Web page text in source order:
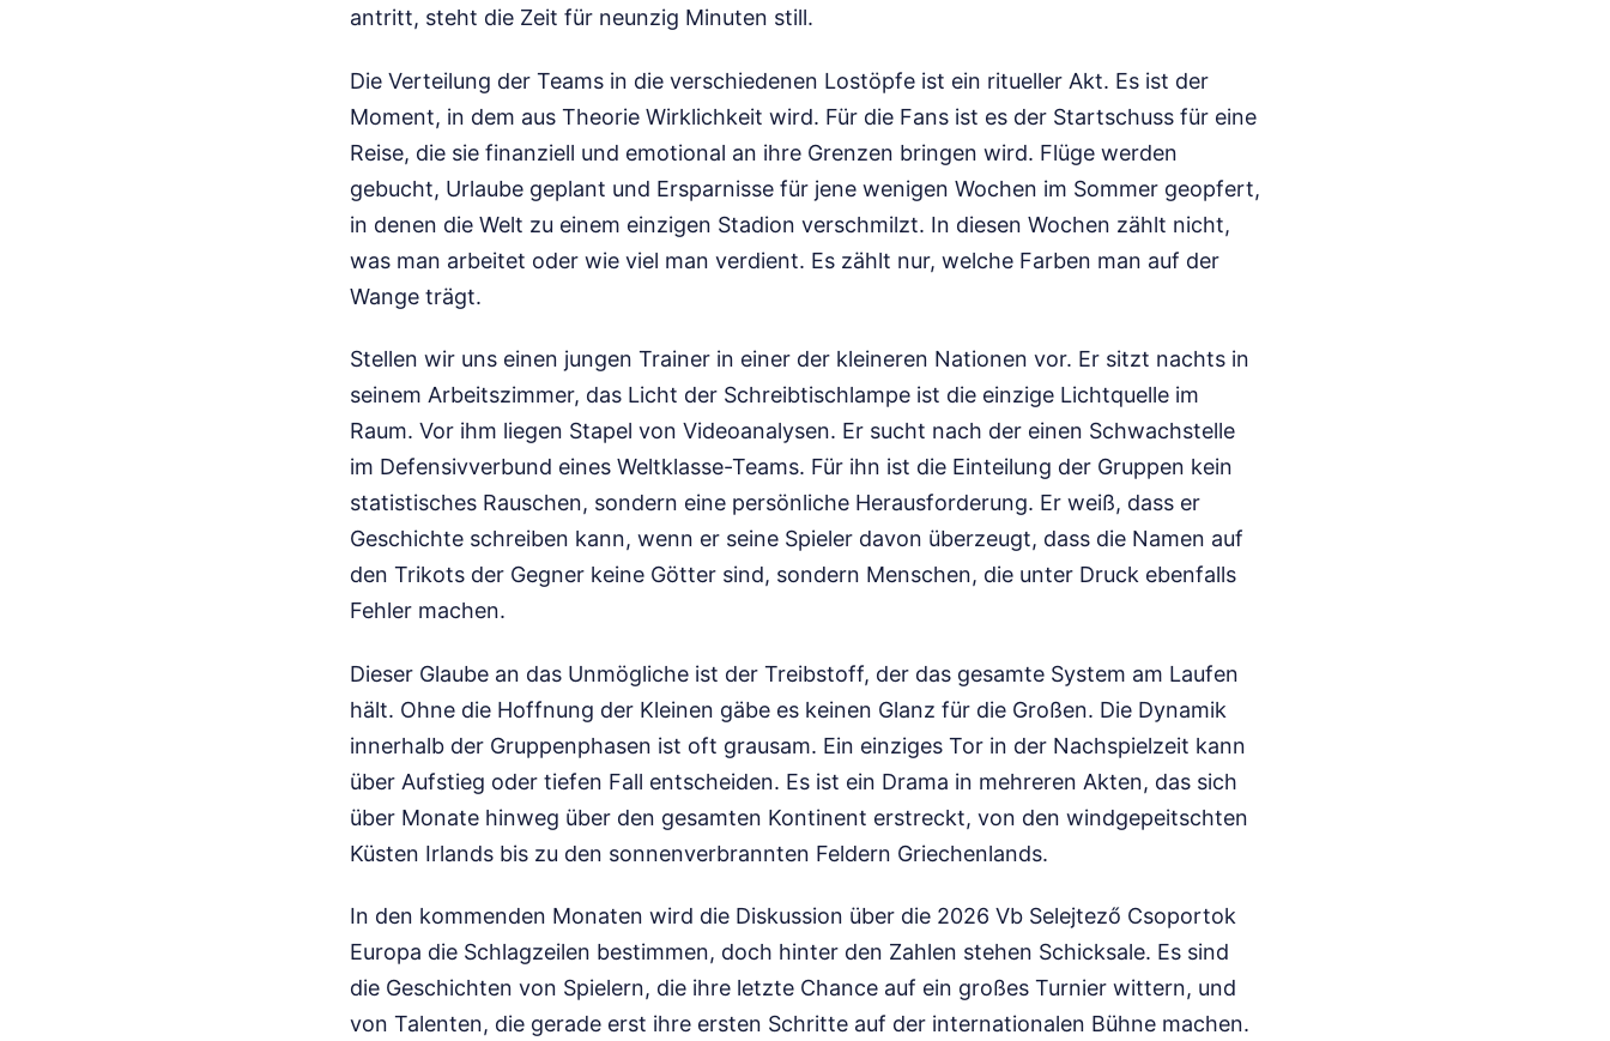
antritt, steht die Zeit für neunzig Minuten still.
Die Verteilung der Teams in die verschiedenen Lostöpfe ist ein ritueller Akt. Es ist der
Moment, in dem aus Theorie Wirklichkeit wird. Für die Fans ist es der Startschuss für eine
Reise, die sie finanziell und emotional an ihre Grenzen bringen wird. Flüge werden
gebucht, Urlaube geplant und Ersparnisse für jene wenigen Wochen im Sommer geopfert,
in denen die Welt zu einem einzigen Stadion verschmilzt. In diesen Wochen zählt nicht,
was man arbeitet oder wie viel man verdient. Es zählt nur, welche Farben man auf der
Wange trägt.
Stellen wir uns einen jungen Trainer in einer der kleineren Nationen vor. Er sitzt nachts in
seinem Arbeitszimmer, das Licht der Schreibtischlampe ist die einzige Lichtquelle im
Raum. Vor ihm liegen Stapel von Videoanalysen. Er sucht nach der einen Schwachstelle
im Defensivverbund eines Weltklasse-Teams. Für ihn ist die Einteilung der Gruppen kein
statistisches Rauschen, sondern eine persönliche Herausforderung. Er weiß, dass er
Geschichte schreiben kann, wenn er seine Spieler davon überzeugt, dass die Namen auf
den Trikots der Gegner keine Götter sind, sondern Menschen, die unter Druck ebenfalls
Fehler machen.
Dieser Glaube an das Unmögliche ist der Treibstoff, der das gesamte System am Laufen
hält. Ohne die Hoffnung der Kleinen gäbe es keinen Glanz für die Großen. Die Dynamik
innerhalb der Gruppenphasen ist oft grausam. Ein einziges Tor in der Nachspielzeit kann
über Aufstieg oder tiefen Fall entscheiden. Es ist ein Drama in mehreren Akten, das sich
über Monate hinweg über den gesamten Kontinent erstreckt, von den windgepeitschten
Küsten Irlands bis zu den sonnenverbrannten Feldern Griechenlands.
In den kommenden Monaten wird die Diskussion über die 2026 Vb Selejtező Csoportok
Europa die Schlagzeilen bestimmen, doch hinter den Zahlen stehen Schicksale. Es sind
die Geschichten von Spielern, die ihre letzte Chance auf ein großes Turnier wittern, und
von Talenten, die gerade erst ihre ersten Schritte auf der internationalen Bühne machen.